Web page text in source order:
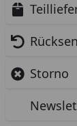
Storno